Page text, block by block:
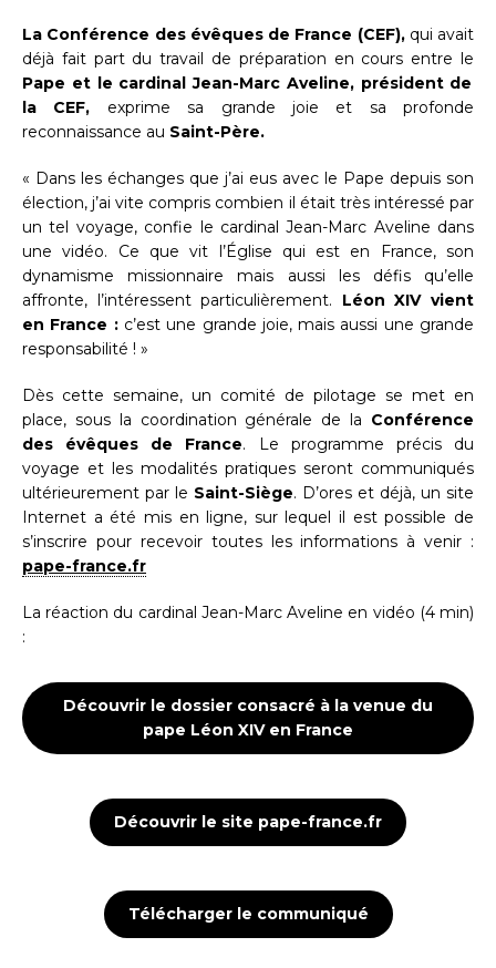
La Conférence des évêques de France (CEF),qui avait
déjà fait part du travail de préparation en cours entre le
Pape et le cardinal Jean-Marc Aveline, président de
la CEF, exprime sa grande joie et sa profonde
reconnaissance au Saint-Père.
« Dans les échanges que j’ai eus avec le Pape depuis son
élection, j’ai vite compris combien il était très intéressé par
un tel voyage, confie le cardinal Jean-Marc Aveline dans
une vidéo. Ce que vit l’Église qui est en France, son
dynamisme missionnaire mais aussi les défis qu’elle
affronte, l’intéressent particulièrement. Léon XIV vient
en France :c’est une grande joie, mais aussi une grande
responsabilité ! »
Dès cette semaine, un comité de pilotage se met en
place, sous la coordination générale de la Conférence
des évêques de France. Le programme précis du
voyage et les modalités pratiques seront communiqués
ultérieurement par le Saint-Siège. D’ores et déjà, un site
Internet a été mis en ligne, sur lequel il est possible de
s’inscrire pour recevoir toutes les informations à venir :
pape-france.fr
La réaction du cardinal Jean-Marc Aveline en vidéo (4 min)
:
Découvrir le dossier consacré à la venue du
pape Léon XIV en France
Découvrir le site pape-france.fr
Télécharger le communiqué